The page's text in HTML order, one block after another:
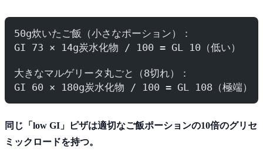
50g炊いたご飯（小さなポーション）：
GI 73 × 14g炭水化物 / 100 = GL 10（低い）
大きなマルゲリータ丸ごと（8切れ）：
GI 60 × 180g炭水化物 / 100 = GL 108（極端）
同じ「low GI」ピザは適切なご飯ポーションの10倍のグリセ
ミックロードを持つ。